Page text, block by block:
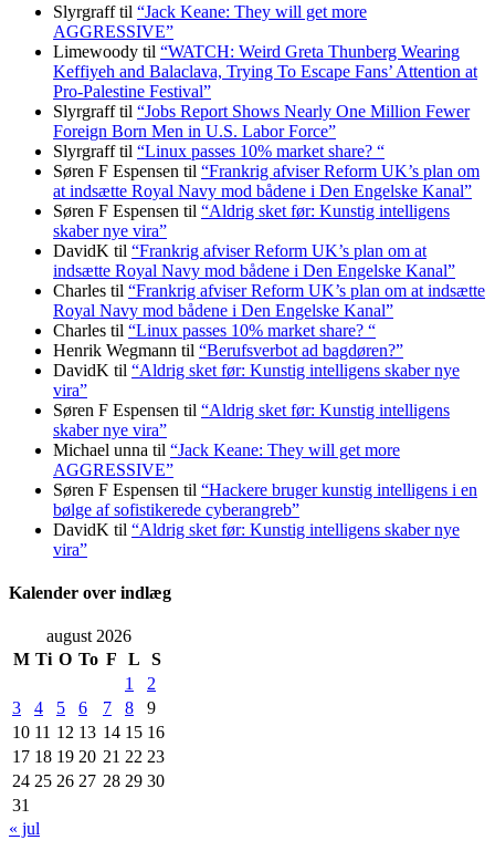
Slyrgrafftil “Jack Keane: They will get more
AGGRESSIVE”
Limewoody til “WATCH: Weird Greta Thunberg Wearing
Keffiyeh and Balaclava, Trying To Escape Fans’ Attention at
Pro-Palestine Festival”
Slyrgrafftil “Jobs Report Shows Nearly One Million Fewer
Foreign Born Men in U.S. Labor Force”
Slyrgrafftil “Linux passes 10% market share? “
Søren F Espensen til “Frankrig afviser Reform UK’s plan om
at indsætte Royal Navy mod bådene i Den Engelske Kanal”
Søren F Espensen til “Aldrig sket før: Kunstig intelligens
skaber nye vira”
DavidK til “Frankrig afviser Reform UK’s plan om at
indsætte Royal Navy mod bådene i Den Engelske Kanal”
Charles til “Frankrig afviser Reform UK’s plan om at indsætte
Royal Navy mod bådene i Den Engelske Kanal”
Charles til “Linux passes 10% market share? “
Henrik Wegmann til “Berufsverbot ad bagdøren?”
DavidK til “Aldrig sket før: Kunstig intelligens skaber nye
vira”
Søren F Espensen til “Aldrig sket før: Kunstig intelligens
skaber nye vira”
Michael unna til “Jack Keane: They will get more
AGGRESSIVE”
Søren F Espensen til “Hackere bruger kunstig intelligens i en
bølge af sofistikerede cyberangreb”
DavidK til “Aldrig sket før: Kunstig intelligens skaber nye
vira”
Kalender over indlæg
august 2026
M Ti O To F L
S
1
2
3
4 5 6 7 8
9
10 11 12 13 14 15 16
17 18 19 20 21 22 23
24 25 26 27 28 29 30
31
« jul